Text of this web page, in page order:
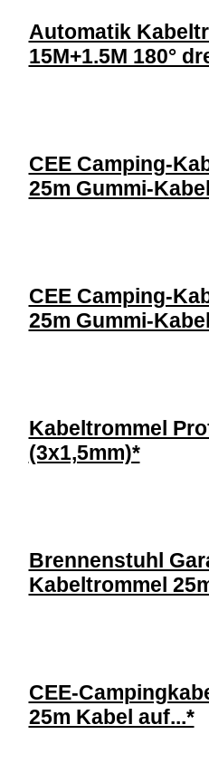
Automatik
15M+1.5M 180°
CEE Camping-
25m Gummi-
CEE Camping-
25m Gummi-
Kabeltrommel
(3x1,5mm)*
Brennenstuhl
Kabeltrommel
CEE-
25m Kabel auf...*